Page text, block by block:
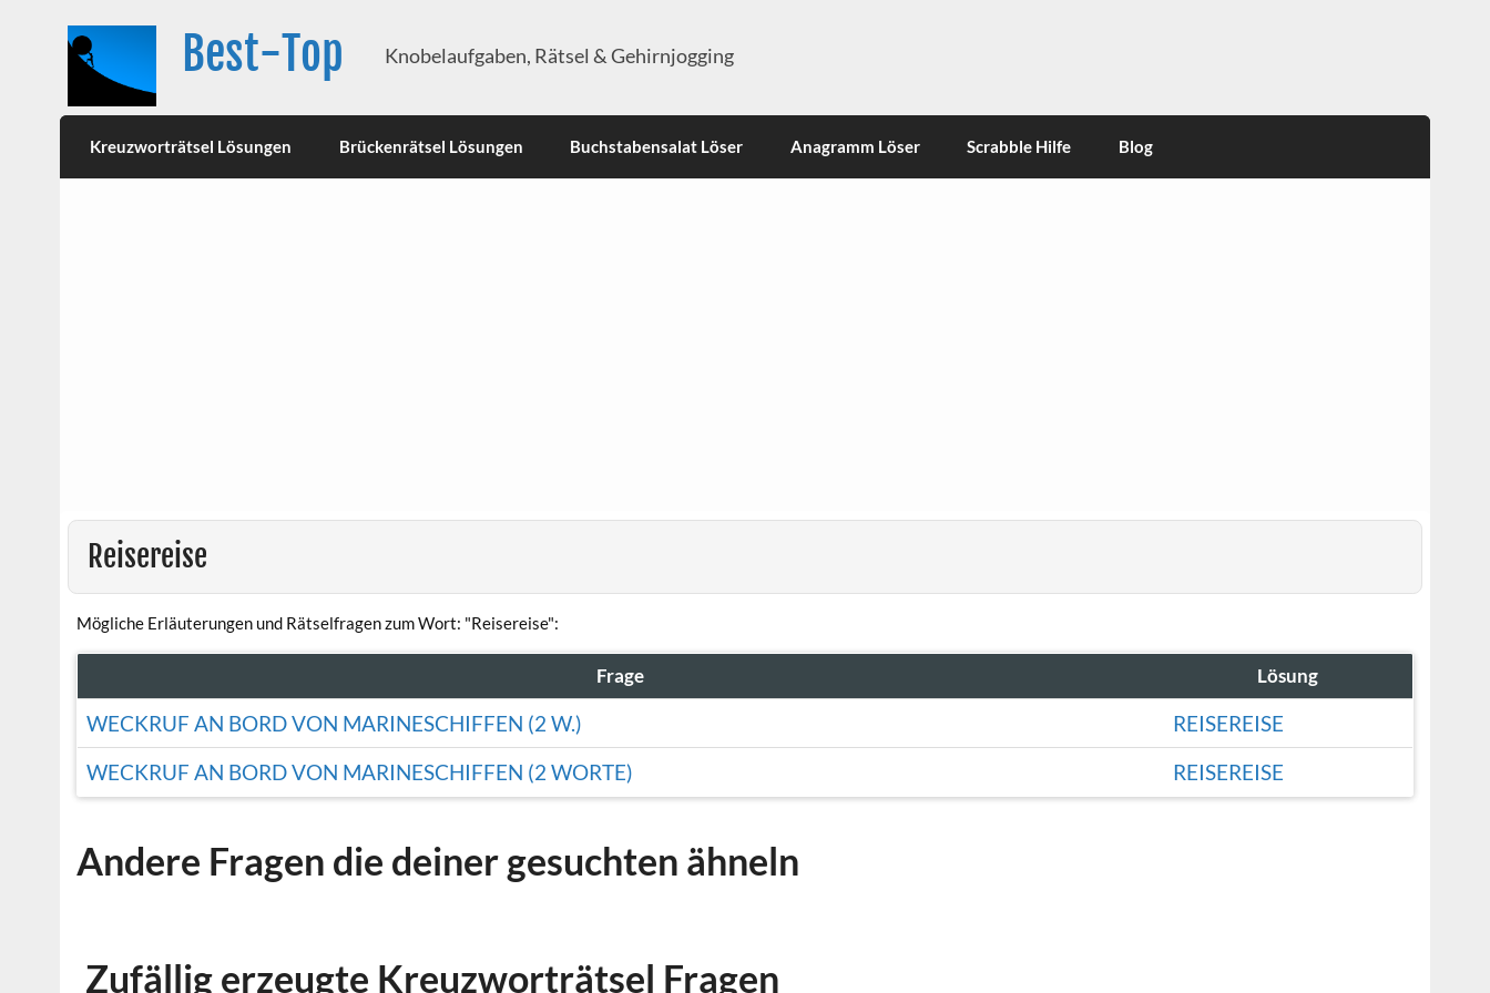
Best-Top Knobelaufgaben, Rätsel & Gehirnjogging
Kreuzworträtsel Lösungen Brückenrätsel Lösungen Buchstabensalat Löser Anagramm Löser Scrabble Hilfe Blog
Reisereise
Mögliche Erläuterungen und Rätselfragen zum Wort: "Reisereise":
Frage Lösung
WECKRUF AN BORD VON MARINESCHIFFEN (2 W.)
REISEREISE
WECKRUF AN BORD VON MARINESCHIFFEN (2 WORTE)
REISEREISE
Andere Fragen die deiner gesuchten ähneln
Zufällig erzeugte Kreuzworträtsel Fragen